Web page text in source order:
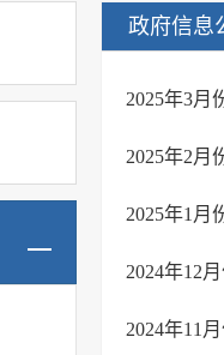
政府信息
2025年3月
2025年2月
2025年1月
2024年12
2024年11